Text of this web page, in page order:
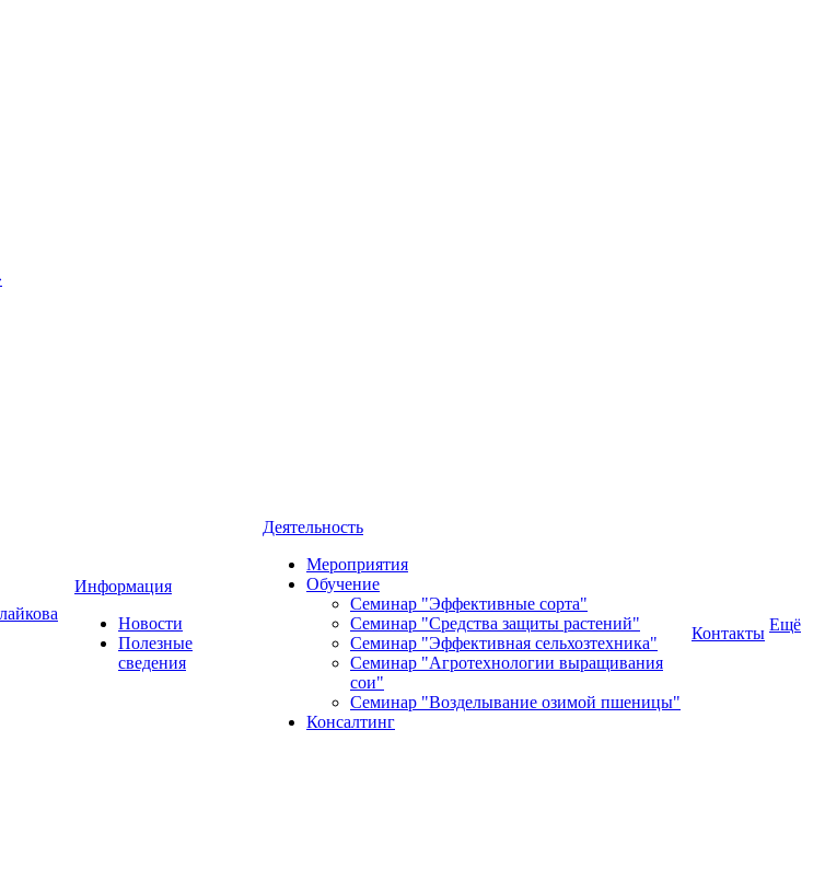
Информация
Новости
Полезные
сведения
Деятельность
Мероприятия
Обучение
Семинар "Эффективные сорта"
Семинар "Средства защиты растений"
Семинар "Эффективная сельхозтехника"
Семинар "Агротехнологии выращивания
сои"
Семинар "Возделывание озимой пшеницы"
Консалтинг
Контакты Ещё